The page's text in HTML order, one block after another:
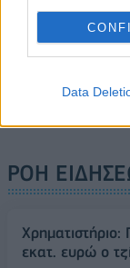
Data
ΡΟΗ
εκατ. ευρώ ο